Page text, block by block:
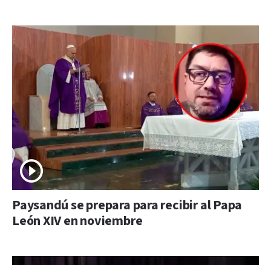
Paysandú se prepara para recibir al Papa
León XIV en noviembre